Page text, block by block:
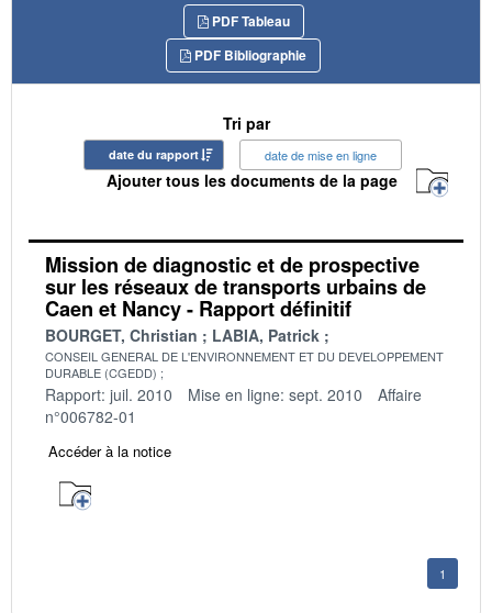
PDF Tableau
PDF Bibliographie
Tri par
date du rapport date de mise en ligne
Ajouter tous les documents de la page
Mission de diagnostic et de prospective
sur les réseaux de transports urbains de
Caen et Nancy - Rapport définitif
BOURGET, Christian LABIA, Patrick
CONSEIL GENERAL DE L'ENVIRONNEMENT ET DU DEVELOPPEMENT
DURABLE (CGEDD)
Rapport: juil. 2010 Mise en ligne: sept. 2010
Affaire
n°006782-01
Accéder à la notice
1